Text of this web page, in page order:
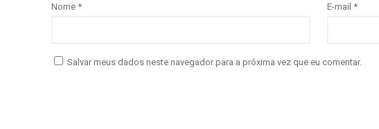
Nome * E-mail *
Salvar meus dados neste navegador para a próxima vez que eu comentar.